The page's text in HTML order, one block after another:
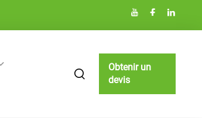
Obtenir un
devis